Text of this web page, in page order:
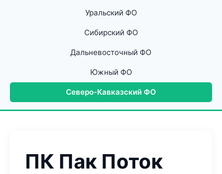
Уральский ФО
Сибирский ФО
Дальневосточный ФО
Южный ФО
Северо-Кавказский ФО
ПК Пак Поток